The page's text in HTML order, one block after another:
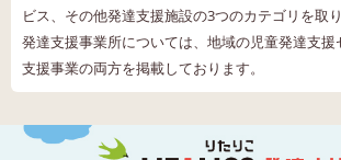
ビス、その他発達支援施設の3つのカテゴリを取
発達支援事業所については、地域の児童発達支援
支援事業の両方を掲載しております。